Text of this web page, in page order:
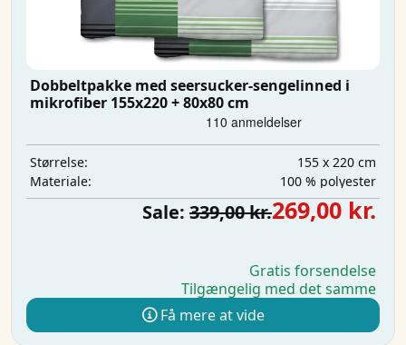
Dobbeltpakke med seersucker-sengelinned i
mikrofiber 155x220 + 80x80 cm
Størrelse:
155 x 220 cm
Materiale:
100 % polyester
Sale: 339,00 kr.269,00 kr.
Gratis forsendelse
Tilgængelig med det samme
Få mere at vide